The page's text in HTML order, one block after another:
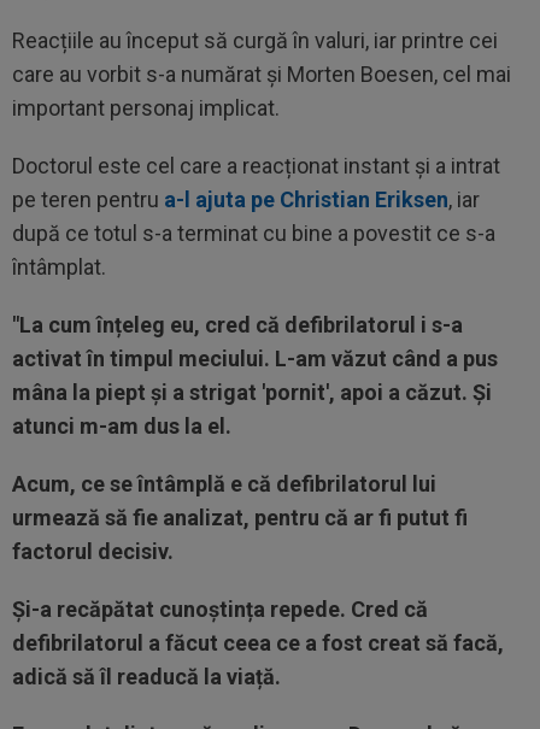
Reacțiile au început să curgă în valuri, iar printre cei
care au vorbit s-a numărat și Morten Boesen, cel mai
important personaj implicat.
Doctorul este cel care a reacționat instant și a intrat
pe teren pentru a-l ajuta pe Christian Eriksen, iar
după ce totul s-a terminat cu bine a povestit ce s-a
întâmplat.
"La cum înțeleg eu, cred că defibrilatorul i s-a
activat în timpul meciului. L-am văzut când a pus
mâna la piept și a strigat 'pornit', apoi a căzut. Și
atunci m-am dus la el.
Acum, ce se întâmplă e că defibrilatorul lui
urmează să fie analizat, pentru că ar fi putut fi
factorul decisiv.
Și-a recăpătat cunoștința repede. Cred că
defibrilatorul a făcut ceea ce a fost creat să facă,
adică să îl readucă la viață.